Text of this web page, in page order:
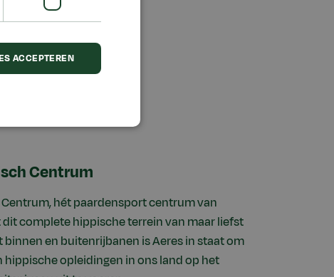
Centrum
hét paardensport centrum van
dit complete hippische terrein van maar liefst
binnen en buitenrijbanen is Aeres in staat om
hippische opleidingen in ons land op het
ACCEPTEREN